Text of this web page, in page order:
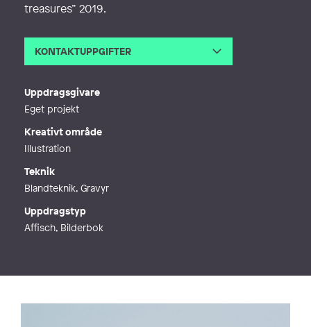
treasures” 2019.
KONTAKTUPPGIFTER
o.com
Uppdragsgivare
Eget projekt
Kreativt område
Illustration
Teknik
Blandteknik, Gravyr
Uppdragstyp
Affisch, Bilderbok